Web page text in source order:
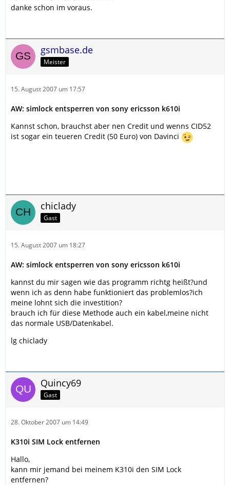
danke schon im voraus.
gsmbase.de
Meister
15. August 2007 um 17:57
AW: simlock entsperren von sony ericsson k610i
Kannst schon, brauchst aber nen Credit und wenns CID52
ist sogar ein teueren Credit (50 Euro) von Davinci
chiclady
Gast
15. August 2007 um 18:27
AW: simlock entsperren von sony ericsson k610i
kannst du mir sagen wie das programm richtg heißt?und
wenn ich as denn habe funktioniert das problemlos?ich
meine lohnt sich die investition?
brauch ich für diese Methode auch ein kabel,meine nicht
das normale USB/Datenkabel.
lg chiclady
Quincy69
Gast
28. Oktober 2007 um 14:49
K310i SIM Lock entfernen
Hallo,
kann mir jemand bei meinem K310i den SIM Lock
entfernen?